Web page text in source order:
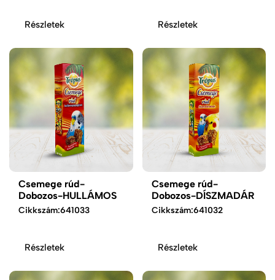
Részletek Részletek
Csemege rúd-
Dobozos-HULLÁMOS
Cikkszám:641033
Részletek
Csemege rúd-
Dobozos-DÍSZMADÁR
Cikkszám:641032
Részletek